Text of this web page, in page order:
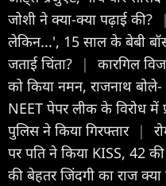
जोशी ने क्या-क्या पढ़ाई की?
|
लेकिन...', 15 साल के बेबी
जताई चिंता?
|
कारगिल
को किया नमन, राजनाथ
NEET पेपर लीक के विरोध में
पुलिस ने किया गिरफ्तार |
पर पति ने किया KISS, 42
की बेहतर जिंदगी का राज